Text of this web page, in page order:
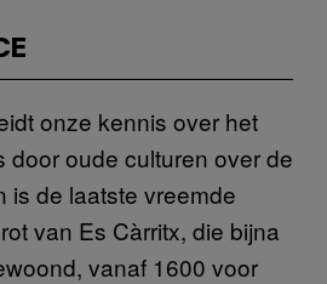
onze kennis over het
door oude culturen over de
is de laatste vreemde
van Es Càrritx, die bijna
vanaf 1600 voor